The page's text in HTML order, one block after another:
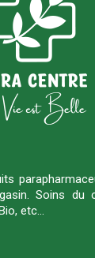
Soins du
etc…